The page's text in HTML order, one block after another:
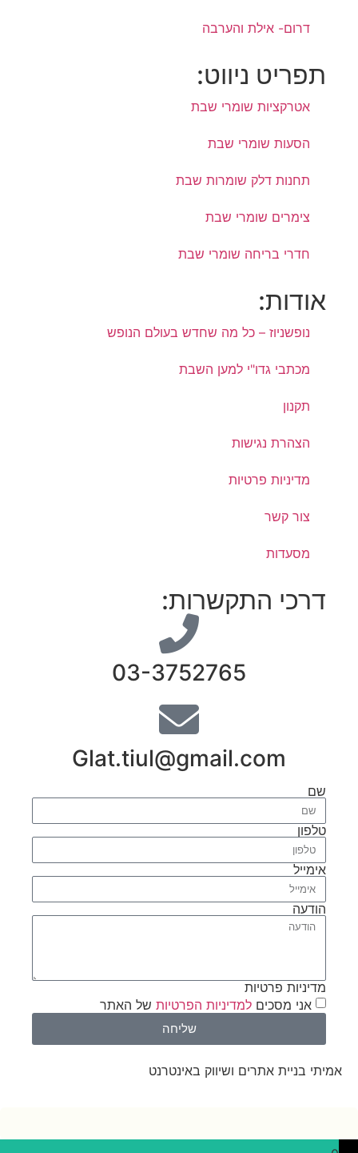
דרום- אילת והערבה
תפריט ניווט:
אטרקציות שומרי שבת
הסעות שומרי שבת
תחנות דלק שומרות שבת
צימרים שומרי שבת
חדרי בריחה שומרי שבת
אודות:
נופשניוז – כל מה שחדש בעולם הנופש
מכתבי גדו"י למען השבת
תקנון
הצהרת נגישות
מדיניות פרטיות
צור קשר
מסעדות
דרכי התקשרות:
03-3752765
Glat.tiul@gmail.com
שם
טלפון
אימייל
הודעה
מדיניות פרטיות
אני מסכים למדיניות הפרטיות של האתר
שליחה
אמיתי בניית אתרים ושיווק באינטרנט